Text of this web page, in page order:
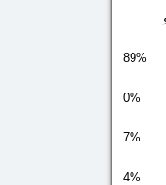
89%
0%
7%
4%